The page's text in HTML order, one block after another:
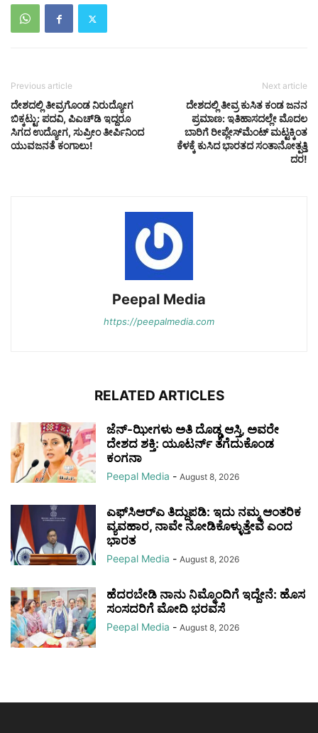
Previous article
ದೇಶದಲ್ಲಿ ತೀವ್ರಗೊಂಡ ನಿರುದ್ಯೋಗ
ಬಿಕ್ಕಟ್ಟು: ಪದವಿ, ಪಿಎಚ್‌ಡಿ ಇದ್ದರೂ
ಸಿಗದ ಉದ್ಯೋಗ, ಸುಪ್ರೀಂ ತೀರ್ಪಿನಿಂದ
ಯುವಜನತೆ ಕಂಗಾಲು!
Next article
ದೇಶದಲ್ಲಿ ತೀವ್ರ ಕುಸಿತ ಕಂಡ ಜನನ
ಪ್ರಮಾಣ: ಇತಿಹಾಸದಲ್ಲೇ ಮೊದಲ
ಬಾರಿಗೆ ರೀಪ್ಲೇಸ್‌ಮೆಂಟ್ ಮಟ್ಟಕ್ಕಿಂತ
ಕೆಳಕ್ಕೆ ಕುಸಿದ ಭಾರತದ ಸಂತಾನೋತ್ಪತ್ತಿ
ದರ!
Peepal Media
https://peepalmedia.com
RELATED ARTICLES
ಜೆನ್-ಝೀಗಳು ಅತಿ ದೊಡ್ಡ ಆಸ್ತಿ, ಅವರೇ
ದೇಶದ ಶಕ್ತಿ: ಯೂಟರ್ನ್ ತೆಗೆದುಕೊಂಡ
ಕಂಗನಾ
Peepal Media - August 8, 2026
ಎಫ್‌ಸಿಆರ್‌ಎ ತಿದ್ದುಪಡಿ: ಇದು ನಮ್ಮ ಆಂತರಿಕ
ವ್ಯವಹಾರ, ನಾವೇ ನೋಡಿಕೊಳ್ಳುತ್ತೇವೆ ಎಂದ
ಭಾರತ
Peepal Media - August 8, 2026
ಹೆದರಬೇಡಿ ನಾನು ನಿಮ್ಮೊಂದಿಗೆ ಇದ್ದೇನೆ: ಹೊಸ
ಸಂಸದರಿಗೆ ಮೋದಿ ಭರವಸೆ
Peepal Media - August 8, 2026